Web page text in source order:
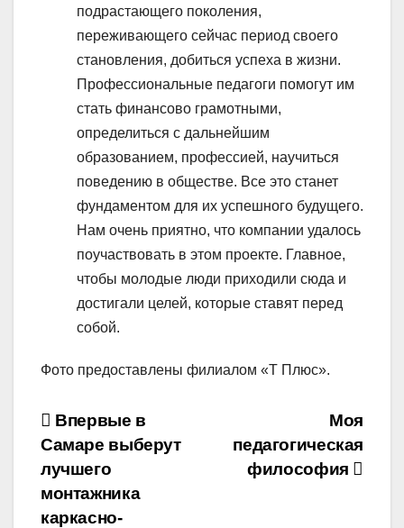
подрастающего поколения,
переживающего сейчас период своего
становления, добиться успеха в жизни.
Профессиональные педагоги помогут им
стать финансово грамотными,
определиться с дальнейшим
образованием, профессией, научиться
поведению в обществе. Все это станет
фундаментом для их успешного будущего.
Нам очень приятно, что компании удалось
поучаствовать в этом проекте. Главное,
чтобы молодые люди приходили сюда и
достигали целей, которые ставят перед
собой.
Фото предоставлены филиалом «Т Плюс».
Навигация
по
записям
Моя
педагогическая
философия
Впервые в
Самаре выберут
лучшего
монтажника
каркасно-